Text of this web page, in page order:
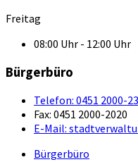
Freitag
08:00 Uhr - 12:00 Uhr
Bürgerbüro
Telefon: 0451 2000-
Fax: 0451 2000-2020
E-Mail:
Bürgerbüro